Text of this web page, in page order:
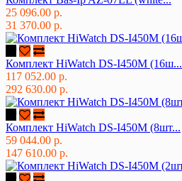
25 096.00 р.
31 370.00 р.
Комплект HiWatch DS-I450M (16ш...
117 052.00 р.
292 630.00 р.
Комплект HiWatch DS-I450M (8шт...
59 044.00 р.
147 610.00 р.